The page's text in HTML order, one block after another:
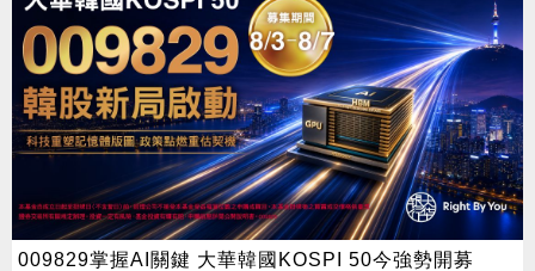
009829掌握AI關鍵 大華韓國KOSPI 50今強勢開募